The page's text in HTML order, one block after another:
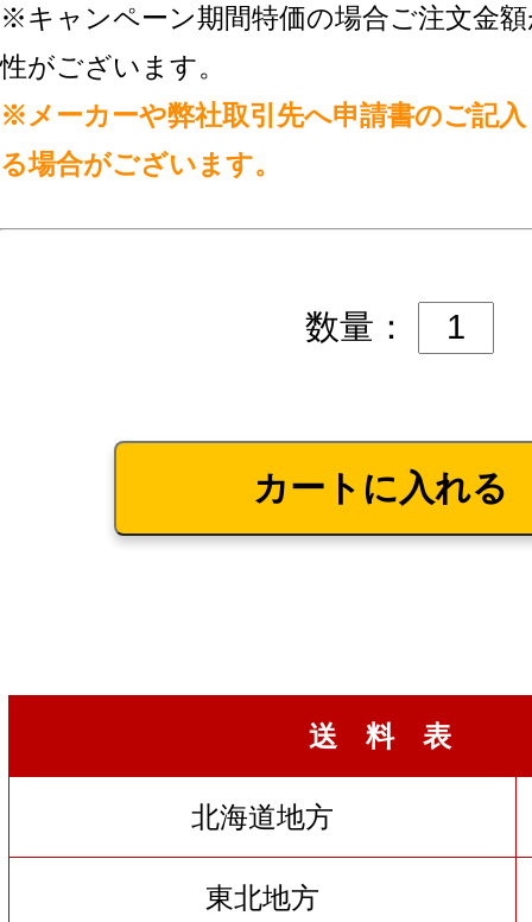
※キャンペーン期間特価の場合ご注文金
性がございます。
※メーカーや弊社取引先へ申請書のご記
る場合がございます。
数量：
送 料 表
北海道地方
東北地方